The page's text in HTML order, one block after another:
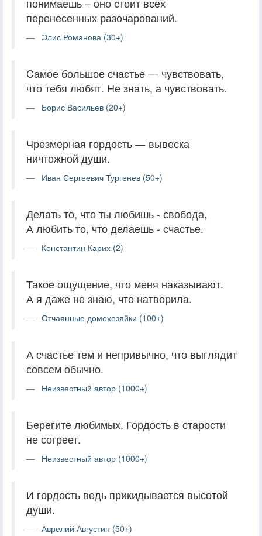
понимаешь – оно стоит всех
перенесенных разочарований.
Элис Романова (30+)
Cамое большое счастье — чувствовать,
что тебя любят. Не знать, а чувствовать.
Борис Васильев (20+)
Чрезмерная гордость — вывеска
ничтожной души.
Иван Сергеевич Тургенев (50+)
Делать то, что ты любишь - свобода,
А любить то, что делаешь - счастье.
Константин Карих (2)
Такое ощущение, что меня наказывают.
А я даже не знаю, что натворила.
Отчаянные домохозяйки (100+)
А счастье тем и непривычно, что выглядит
совсем обычно.
Неизвестный автор (1000+)
Берегите любимых. Гордость в старости
не согреет.
Неизвестный автор (1000+)
И гордость ведь прикидывается высотой
души.
Аврелий Августин (50+)